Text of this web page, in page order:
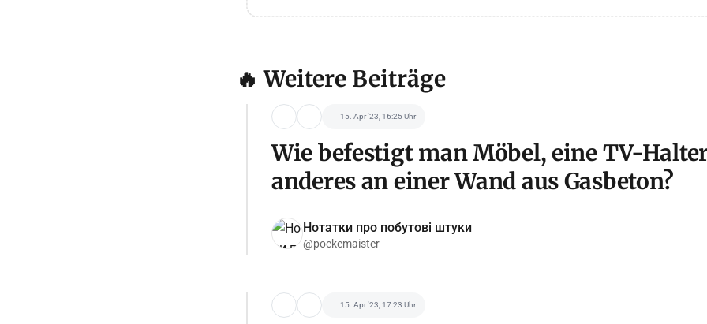
🔥 Weitere Beiträge
15. Apr '23, 16:25 Uhr
Wie befestigt man Möbel, eine TV-
anderes an einer Wand aus Gasbeton?
Нотатки про побутові штуки
@pockemaister
15. Apr '23, 17:23 Uhr